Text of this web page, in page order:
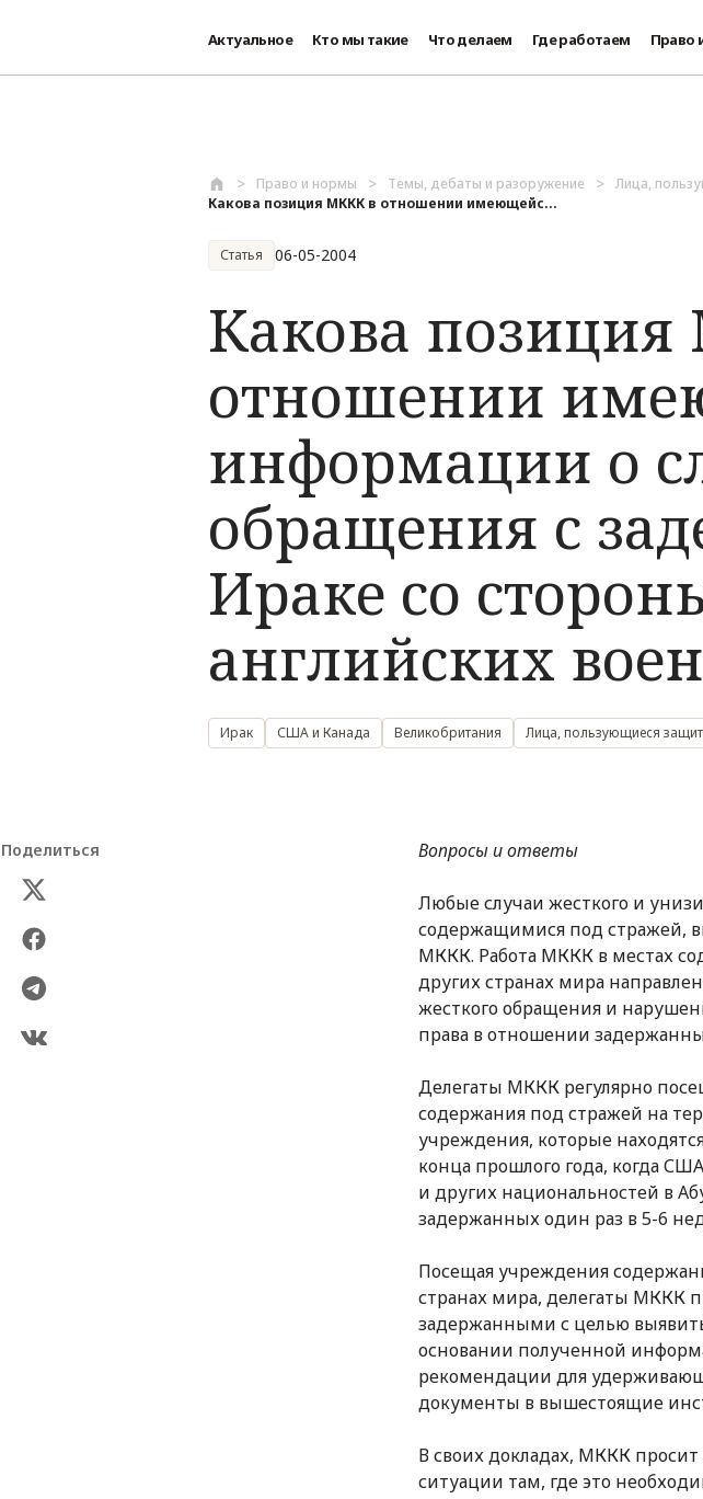
Актуальное Кто мы такие Что делаем Где работаем Право
Право и нормы Темы, дебаты и разоружение Лица,
Какова позиция МККК в отношении имеющейс...
Статья 06-05-2004
Какова
отношении
информации о
обращения с
Ираке со
английских
Ирак США и Канада Великобритания Лица, пользующиеся
Поделиться Вопросы и ответы
Любые случаи жесткого и
содержащимися под стражей,
МККК. Работа МККК в местах
других странах мира
жесткого обращения и
права в отношении
Делегаты МККК регулярно
содержания под стражей на
учреждения, которые
конца прошлого года, когда
и других национальностей в
задержанных один раз в 5-6
Посещая учреждения
странах мира, делегаты МККК
задержанными с целью
основании полученной
рекомендации для
документы в вышестоящие
В своих докладах, МККК
ситуации там, где это